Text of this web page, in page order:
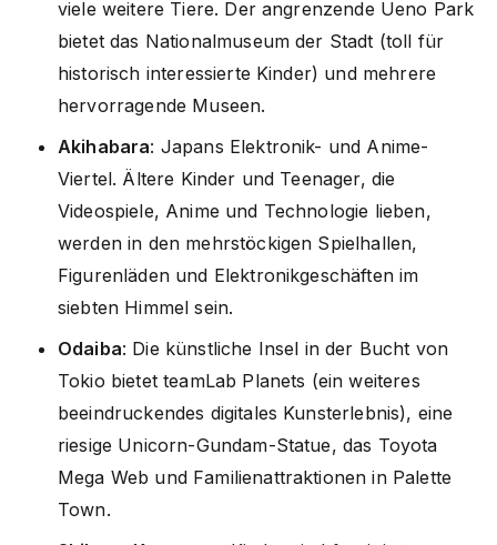
viele weitere Tiere. Der angrenzende Ueno Park
bietet das Nationalmuseum der Stadt (toll für
historisch interessierte Kinder) und mehrere
hervorragende Museen.
Akihabara: Japans Elektronik- und Anime-
Viertel. Ältere Kinder und Teenager, die
Videospiele, Anime und Technologie lieben,
werden in den mehrstöckigen Spielhallen,
Figurenläden und Elektronikgeschäften im
siebten Himmel sein.
Odaiba: Die künstliche Insel in der Bucht von
Tokio bietet teamLab Planets (ein weiteres
beeindruckendes digitales Kunsterlebnis), eine
riesige Unicorn-Gundam-Statue, das Toyota
Mega Web und Familienattraktionen in Palette
Town.